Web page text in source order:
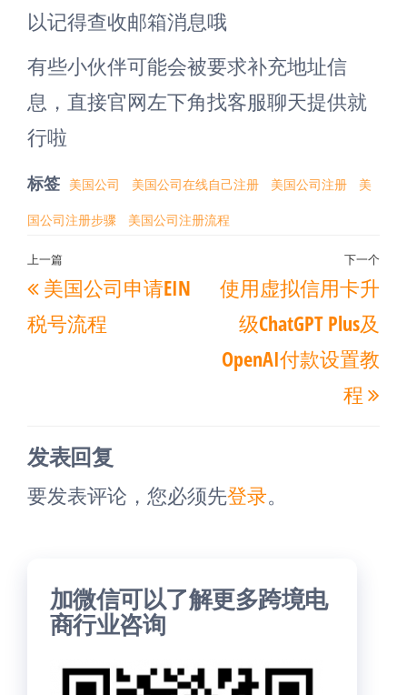
以记得查收邮箱消息哦
有些小伙伴可能会被要求补充地址信
息，直接官网左下角找客服聊天提供就
行啦
标签 美国公司 美国公司在线自己注册 美国公司注册 美
国公司注册步骤 美国公司注册流程
文
章
导
上
一
篇
上一篇
美国公司申请EIN
税号流程
下
下一个
使用虚拟信用卡升
级ChatGPT Plus及
OpenAI付款设置教
程
发表回复
要发表评论，您必须先登录。
加微信可以了解更多跨境电
商行业咨询